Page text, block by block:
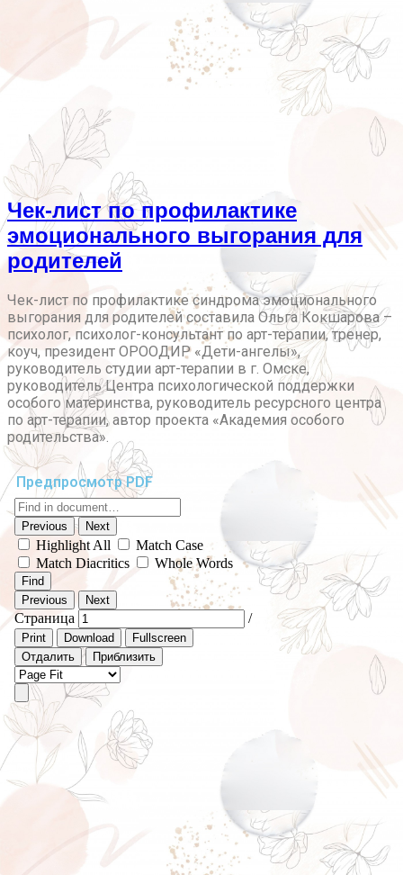
Чек-лист по профилактике
эмоционального выгорания для
родителей
Чек-лист по профилактике синдрома эмоционального
выгорания для родителей составила Ольга Кокшарова –
психолог, психолог-консультант по арт-терапии, тренер,
коуч, президент ОРООДИР «Дети-ангелы»,
руководитель студии арт-терапии в г. Омске,
руководитель Центра психологической поддержки
особого материнства, руководитель ресурсного центра
по арт-терапии, автор проекта «Академия особого
родительства».
Предпросмотр PDF